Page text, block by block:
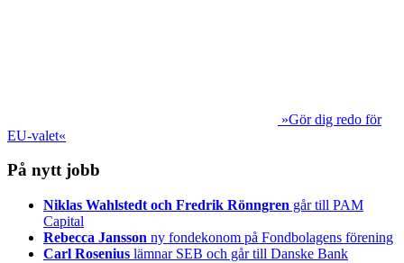
»Gör dig redo för
EU-valet«
På nytt jobb
Niklas Wahlstedt och Fredrik Rönngren går till PAM
Capital
Rebecca Jansson ny fondekonom på Fondbolagens förening
Carl Rosenius lämnar SEB och går till Danske Bank